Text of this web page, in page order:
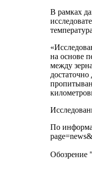
В рамках
на основе
между
По
Обозрение